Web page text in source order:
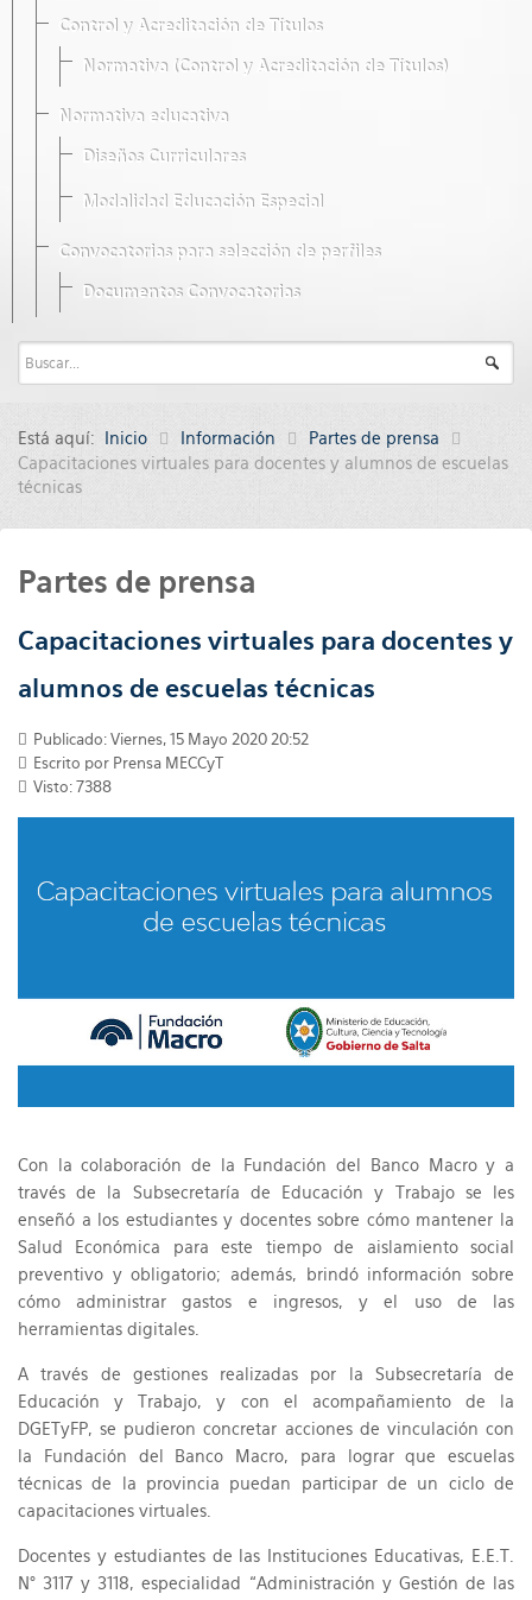
Control y Acreditación de Títulos
Normativa (Control y Acreditación de Títulos)
Normativa educativa
Diseños Curriculares
Modalidad Educación Especial
Convocatorias para selección de perfiles
Documentos Convocatorias
Está aquí: Inicio Información
Partes de prensa
Capacitaciones virtuales para docentes y alumnos de escuelas
técnicas
Partes de prensa
Capacitaciones virtuales para docentes y
alumnos de escuelas técnicas
Publicado: Viernes, 15 Mayo 2020 20:52
Escrito por Prensa MECCyT
Visto: 7388
Con la colaboración de la Fundación del Banco Macro y a
través de la Subsecretaría de Educación y Trabajo se les
enseñó a los estudiantes y docentes sobre cómo mantener la
Salud Económica para este tiempo de aislamiento social
preventivo y obligatorio; además, brindó información sobre
cómo administrar gastos e ingresos, y el uso de las
herramientas digitales.
A través de gestiones realizadas por la Subsecretaría de
Educación y Trabajo, y con el acompañamiento de la
DGETyFP, se pudieron concretar acciones de vinculación con
la Fundación del Banco Macro, para lograr que escuelas
técnicas de la provincia puedan participar de un ciclo de
capacitaciones virtuales.
Docentes y estudiantes de las Instituciones Educativas, E.E.T.
N° 3117 y 3118, especialidad “Administración y Gestión de las